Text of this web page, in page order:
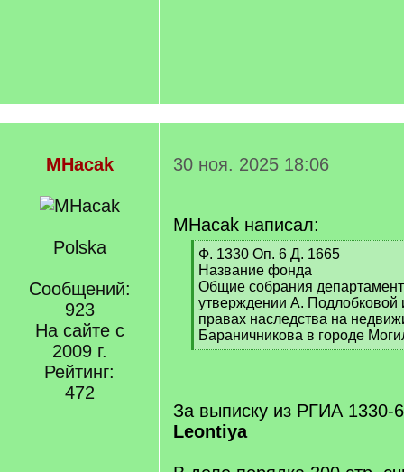
MHacak
Polska
Сообщений:
923
На сайте с
2009 г.
Рейтинг:
472
30 ноя. 2025 18:06
MHacak написал:
[
q
]
Ф. 1330 Оп. 6 Д. 1665
Название фонда
Общие собрания
утверждении А. Подлобковой
правах наследства на
Бараничникова в городе
[
За выписку из РГИА 1330-
Leontiya